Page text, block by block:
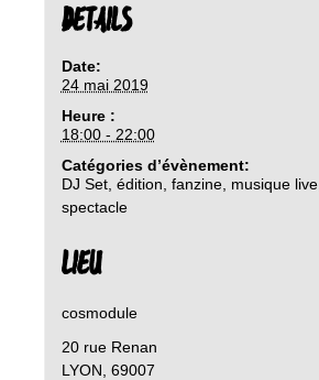
DETAILS
Date:
24 mai 2019
Heure :
18:00 - 22:00
Catégories d’évènement:
DJ Set, édition fanzine, musique live,
spectacle
LIEU
cosmodule
20 rue Renan
LYON 69007